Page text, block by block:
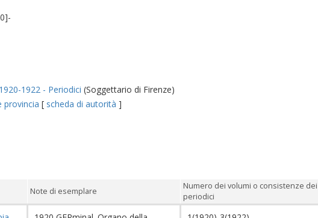
1922 - Periodici (Soggettario di Firenze)
provincia [ scheda di autorità ]
Note di esemplare
Numero dei volumi o consistenze dei
periodici